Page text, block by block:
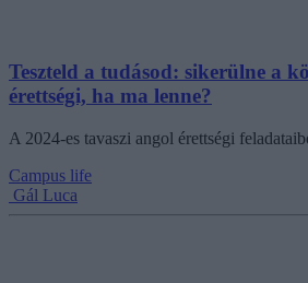
Teszteld a tudásod: sikerülne a
érettségi, ha ma lenne?
A 2024-es tavaszi angol érettségi
Campus life
Gál Luca